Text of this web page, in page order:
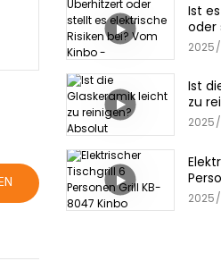
Ist
oder
2025
Ist
zu
2025
Kinbo
2025